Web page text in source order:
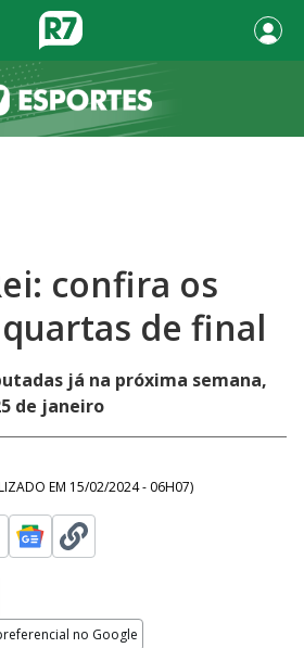
confira os
de final
já na próxima semana,
de janeiro
EM 15/02/2024 - 06H07)
no Google